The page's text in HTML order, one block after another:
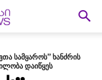
სამყაროს” ხანძრის
დაიწყეს